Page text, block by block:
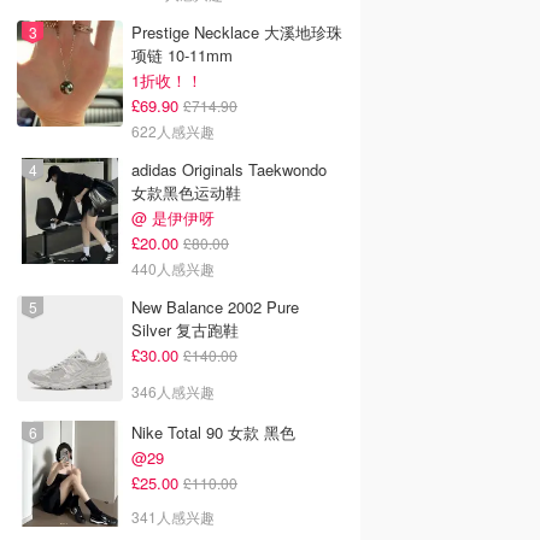
Prestige Necklace 大溪地珍珠
项链 10-11mm
1折收！！
£69.90 £714.90
622人感兴趣
adidas Originals Taekwondo
女款黑色运动鞋
@ 是伊伊呀
£20.00 £80.00
440人感兴趣
New Balance 2002 Pure
Silver 复古跑鞋
£30.00 £140.00
346人感兴趣
Nike Total 90 女款 黑色
@29
£25.00 £110.00
341人感兴趣